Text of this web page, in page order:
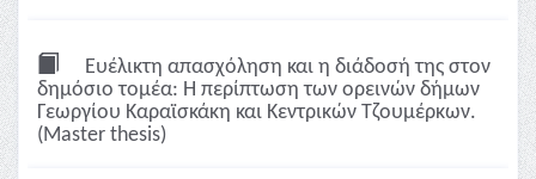
Ευέλικτη απασχόληση και η διάδοσή της στον
δημόσιο τομέα: Η περίπτωση των ορεινών δήμων
Γεωργίου Καραϊσκάκη και Κεντρικών Τζουμέρκων.
(Master thesis)